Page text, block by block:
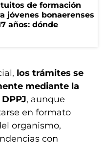
de formación
jóvenes bonaerenses
años: dónde
los trámites se
mediante la
, aunque
en formato
organismo,
con